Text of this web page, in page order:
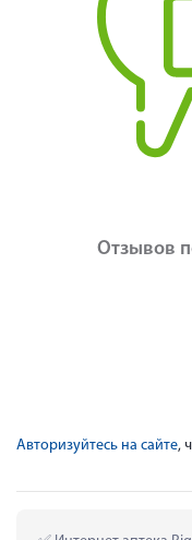
Отзывов
Авторизуйтесь на сайте,